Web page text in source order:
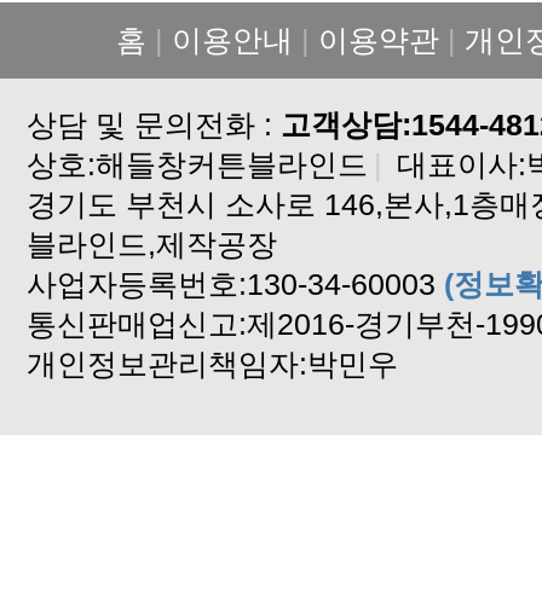
홈 | 이용안내 | 이용약관 | 개인
상담 및 문의전화 : 고객상담:1544-
상호:해들창커튼블라인드 | 대표이사:
블라인드,제작공장
사업자등록번호:130-34-60003 (정보
통신판매업신고:제2016-경기부천-
개인정보관리책임자:박민우